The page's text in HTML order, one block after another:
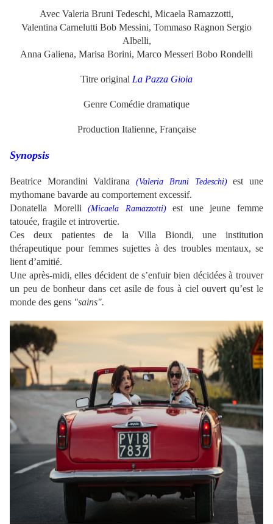
Avec Valeria Bruni Tedeschi, Micaela Ramazzotti,
Valentina Carnelutti Bob Messini, Tommaso Ragnon Sergio
Albelli,
Anna Galiena, Marisa Borini, Marco Messeri Bobo Rondelli
Titre original La Pazza Gioia
Genre Comédie dramatique
Production Italienne, Française
Synopsis
Beatrice Morandini Valdirana(Valeria Bruni Tedeschi)est une
mythomane bavarde au comportement excessif.
Donatella Morelli(Micaela Ramazzotti)est une jeune femme
tatouée, fragile et introvertie.
Ces deux patientes de la Villa Biondi, une institution
thérapeutique pour femmes sujettes à des troubles mentaux, se
lient d’amitié.
Une après-midi, elles décident de s’enfuir bien décidées à trouver
un peu de bonheur dans cet asile de fous à ciel ouvert qu’est le
monde des gens "sains".